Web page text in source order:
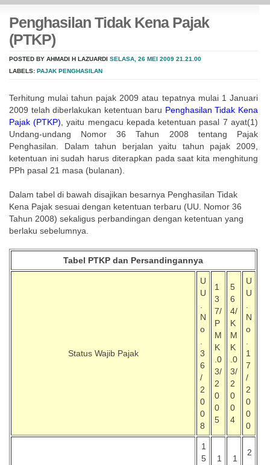
Penghasilan Tidak Kena Pajak
(PTKP)
POSTED BY AHMADI H LAZUARDI SELASA, 26 MEI 2009 21.21.00
LABELS: PAJAK PENGHASILAN
Terhitung mulai tahun pajak 2009 atau tepatnya mulai 1 Januari
2009 telah diberlakukan ketentuan baru Penghasilan Tidak Kena
Pajak (PTKP) , yaitu mengacu kepada ketentuan pasal 7 ayat(1)
Undang-undang Nomor 36 Tahun 2008 tentang Pajak
Penghasilan. Dalam tahun berjalan yaitu tahun pajak 2009,
ketentuan ini sudah harus diterapkan pada saat kita menghitung
PPh pasal 21 masa (bulanan).
Dalam tabel di bawah disajikan besarnya Penghasilan Tidak
Kena Pajak sesuai dengan ketentuan terbaru (UU. Nomor 36
Tahun 2008) sekaligus perbandingan dengan ketentuan yang
berlaku sebelumnya.
Tabel PTKP dan Persandingannya
Status Wajib Pajak
U
U
N
o
3
6
/
2
0
0
8
1
3
7/
P
M
K
.0
3/
2
0
0
5
5
6
4/
K
M
K
.0
3/
2
0
0
4
U
U
N
o
1
7
/
2
0
0
0
1
5
1
1
2